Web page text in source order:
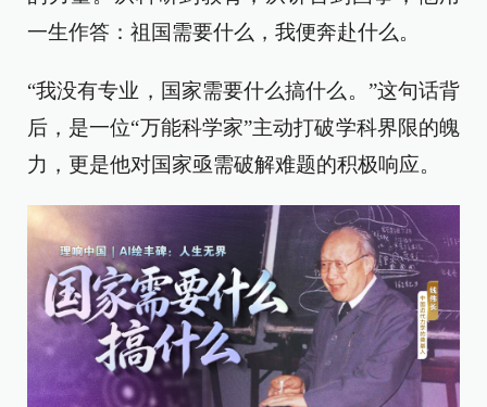
一生作答：祖国需要什么，我便奔赴什么。
“我没有专业，国家需要什么搞什么。”这句话背
后，是一位“万能科学家”主动打破学科界限的魄
力，更是他对国家亟需破解难题的积极响应。